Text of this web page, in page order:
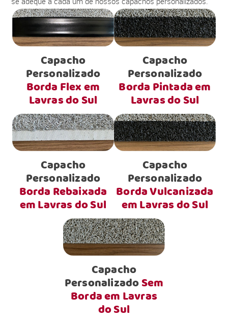
Capacho
Personalizado
Borda Flex em
Lavras do Sul
Capacho
Personalizado
Borda Pintada em
Lavras do Sul
Capacho
Personalizado
Borda Rebaixada
em Lavras do Sul
Capacho
Personalizado
Borda Vulcanizada
em Lavras do Sul
Capacho
PersonalizadoSem
Borda em Lavras
do Sul